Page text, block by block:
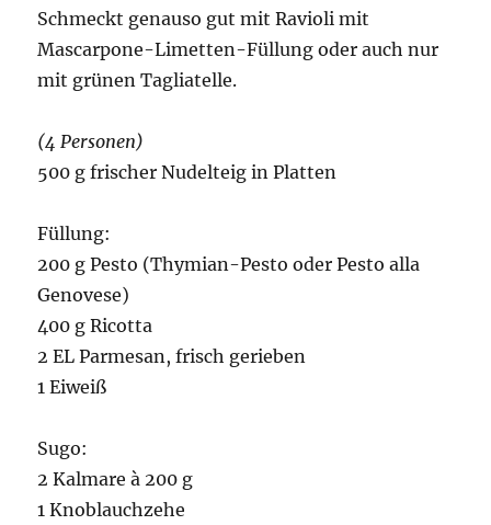
Schmeckt genauso gut mit Ravioli mit
Mascarpone-Limetten-Füllung oder auch nur
mit grünen Tagliatelle.
(4 Personen)
500 g frischer Nudelteig in Platten
Füllung:
200 g Pesto (Thymian-Pesto oder Pesto alla
Genovese)
400 g Ricotta
2 EL Parmesan, frisch gerieben
1 Eiweiß
Sugo:
2 Kalmare à 200 g
1 Knoblauchzehe